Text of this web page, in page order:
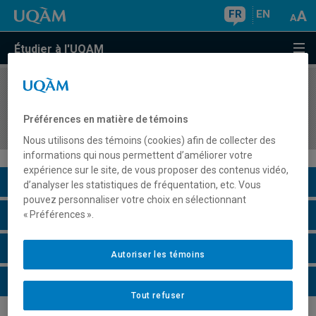
FR EN
Étudier à l'UQAM
COURS//
bidisciplinaire
Description du cours
Horaire - Été 2026
Horaire - Automne 2026
Horaire - Hiver 2027
Préférences en matière de témoins
Nous utilisons des témoins (cookies) afin de collecter des
informations qui nous permettent d’améliorer votre
expérience sur le site, de vous proposer des contenus vidéo,
d’analyser les statistiques de fréquentation, etc. Vous
pouvez personnaliser votre choix en sélectionnant
« Préférences ».
Tout refuser
Autoriser les témoins